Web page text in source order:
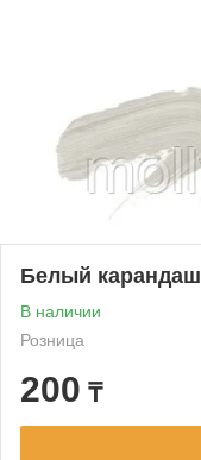
Белый карандаш
В наличии
Розница
200 ₸